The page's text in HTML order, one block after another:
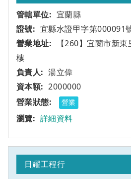
宜蘭縣
宜縣水證甲字第000091
【260】宜蘭市新
樓
湯立偉
2000000
營業
詳細資料
日耀工程行